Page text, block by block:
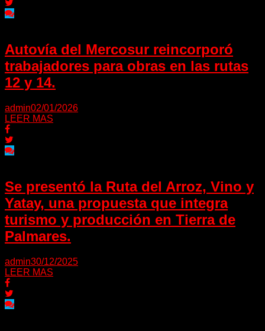
Autovía del Mercosur reincorporó
trabajadores para obras en las rutas
12 y 14.
admin02/01/2026
LEER MAS
Se presentó la Ruta del Arroz, Vino y
Yatay, una propuesta que integra
turismo y producción en Tierra de
Palmares.
admin30/12/2025
LEER MAS